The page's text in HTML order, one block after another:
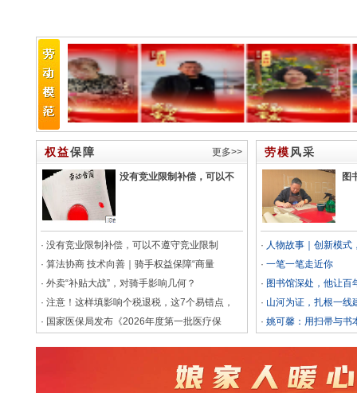
权益保障 更多>>
没有竞业限制补偿，可以不
· 没有竞业限制补偿，可以不遵守竞业限制
· 算法协商 技术向善｜骑手权益保障“商量
· 外卖“补贴大战”，对骑手影响几何？
· 注意！这样填影响个税退税，这7个易错点，
· 国家医保局发布《2026年度第一批医疗保
劳模 风采
图
· 人物故事｜创新模式
· 一笔一笔走近你
· 图书馆深处，他让百
· 山河为证，扎根一线
· 姚可馨：用扫帚与书